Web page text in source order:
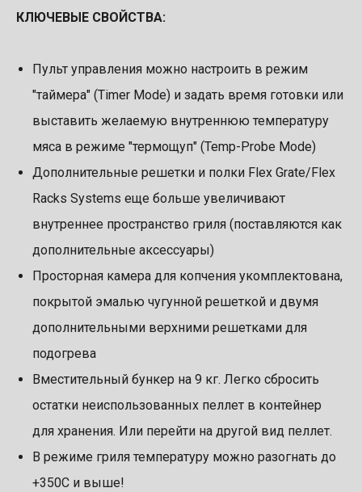
КЛЮЧЕВЫЕ СВОЙСТВА:
Пульт управления можно настроить в режим
"таймера" (Timer Mode) и задать время готовки или
выставить желаемую внутреннюю температуру
мяса в режиме "термощуп" (Temp-Probe Mode)
Дополнительные решетки и полки Flex Grate/Flex
Racks Systems еще больше увеличивают
внутреннее пространство гриля (поставляются как
дополнительные аксессуары)
Просторная камера для копчения укомплектована,
покрытой эмалью чугунной решеткой и двумя
дополнительными верхними решетками для
подогрева
Вместительный бункер на 9 кг. Легко сбросить
остатки неиспользованных пеллет в контейнер
для хранения. Или перейти на другой вид пеллет.
В режиме гриля температуру можно разогнать до
+350С и выше!